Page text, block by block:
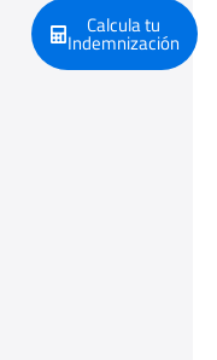
Calcula tu
Indemnización